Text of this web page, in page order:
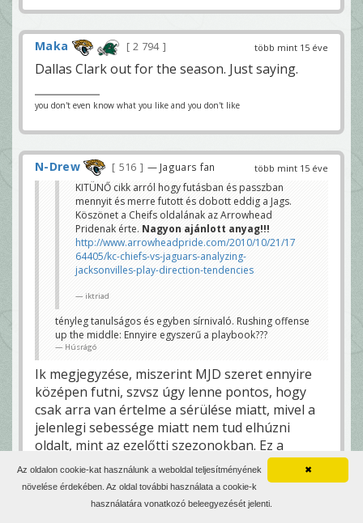
több mint 15 éve
Maka 2 794
Dallas Clark out for the season. Just saying.
you don't even know what you like and you don't like
több mint 15 éve
N-Drew 516 — Jaguars fan
KITÜNŐ cikk arról hogy futásban és passzban
mennyit és merre futott és dobott eddig a Jags.
Köszönet a Cheifs oldalának az Arrowhead
Pridenak érte. Nagyon ajánlott anyag!!!
http://www.arrowheadpride.com/2010/10/21/17
64405/kc-chiefs-vs-jaguars-analyzing-
jacksonvilles-play-direction-tendencies
iktriad
tényleg tanulságos és egyben sírnivaló. Rushing offense
up the middle: Ennyire egyszerű a playbook???
Húsrágó
Ik megjegyzése, miszerint MJD szeret ennyire
középen futni, szvsz úgy lenne pontos, hogy
csak arra van értelme a sérülése miatt, mivel a
jelenlegi sebessége miatt nem tud elhúzni
oldalt, mint az ezelőtti szezonokban. Ez a
legjobb bizonyítéka annak, hogy sérült, egy év
alatt senki sem lassul ennyit, ha egészséges.
✖
Az oldalon cookie-kat használunk a weboldal teljesítményének
növelése érdekében. Az oldal további használata a cookie-k
használatára vonatkozó beleegyezését jelenti.